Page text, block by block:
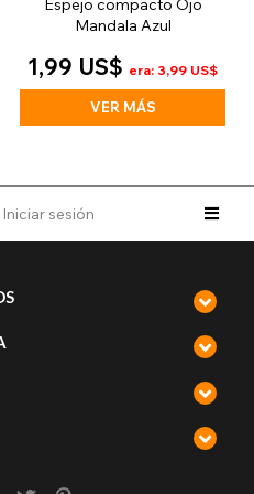
Espejo compacto Ojo
Mandala Azul
1,99 US$ era: 3,99 US$
VER MÁS
Iniciar sesión